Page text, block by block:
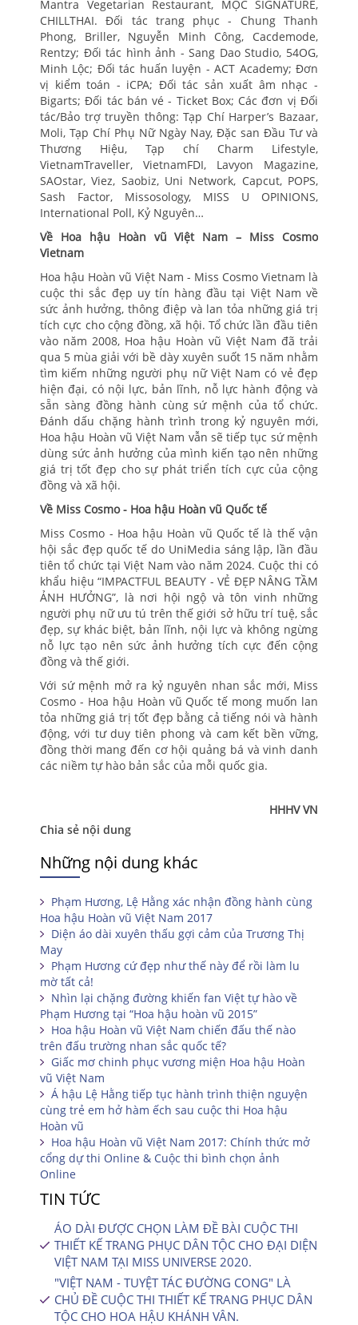
Mantra Vegetarian Restaurant, MỘC SIGNATURE,
CHILLTHAI. Đối tác trang phục - Chung Thanh
Phong, Briller, Nguyễn Minh Công, Cacdemode,
Rentzy; Đối tác hình ảnh - Sang Dao Studio, 54OG,
Minh Lộc; Đối tác huấn luyện - ACT Academy; Đơn
vị kiểm toán - iCPA; Đối tác sản xuất âm nhạc -
Bigarts; Đối tác bán vé - Ticket Box; Các đơn vị Đối
tác/Bảo trợ truyền thông: Tạp Chí Harper’s Bazaar,
Moli, Tạp Chí Phụ Nữ Ngày Nay, Đặc san Đầu Tư và
Thương Hiệu, Tạp chí Charm Lifestyle,
VietnamTraveller, VietnamFDI, Lavyon Magazine,
SAOstar, Viez, Saobiz, Uni Network, Capcut, POPS,
Sash Factor, Missosology, MISS U OPINIONS,
International Poll, Kỷ Nguyên…
Về Hoa hậu Hoàn vũ Việt Nam – Miss Cosmo
Vietnam
Hoa hậu Hoàn vũ Việt Nam - Miss Cosmo Vietnam là
cuộc thi sắc đẹp uy tín hàng đầu tại Việt Nam về
sức ảnh hưởng, thông điệp và lan tỏa những giá trị
tích cực cho cộng đồng, xã hội. Tổ chức lần đầu tiên
vào năm 2008, Hoa hậu Hoàn vũ Việt Nam đã trải
qua 5 mùa giải với bề dày xuyên suốt 15 năm nhằm
tìm kiếm những người phụ nữ Việt Nam có vẻ đẹp
hiện đại, có nội lực, bản lĩnh, nỗ lực hành động và
sẵn sàng đồng hành cùng sứ mệnh của tổ chức.
Đánh dấu chặng hành trình trong kỷ nguyên mới,
Hoa hậu Hoàn vũ Việt Nam vẫn sẽ tiếp tục sứ mệnh
dùng sức ảnh hưởng của mình kiến tạo nên những
giá trị tốt đẹp cho sự phát triển tích cực của cộng
đồng và xã hội.
Về Miss Cosmo - Hoa hậu Hoàn vũ Quốc tế
Miss Cosmo - Hoa hậu Hoàn vũ Quốc tế là thế vận
hội sắc đẹp quốc tế do UniMedia sáng lập, lần đầu
tiên tổ chức tại Việt Nam vào năm 2024. Cuộc thi có
khẩu hiệu “IMPACTFUL BEAUTY - VẺ ĐẸP NÂNG TẦM
ẢNH HƯỞNG”, là nơi hội ngộ và tôn vinh những
người phụ nữ ưu tú trên thế giới sở hữu trí tuệ, sắc
đẹp, sự khác biệt, bản lĩnh, nội lực và không ngừng
nỗ lực tạo nên sức ảnh hưởng tích cực đến cộng
đồng và thế giới.
Với sứ mệnh mở ra kỷ nguyên nhan sắc mới, Miss
Cosmo - Hoa hậu Hoàn vũ Quốc tế mong muốn lan
tỏa những giá trị tốt đẹp bằng cả tiếng nói và hành
động, với tư duy tiên phong và cam kết bền vững,
đồng thời mang đến cơ hội quảng bá và vinh danh
các niềm tự hào bản sắc của mỗi quốc gia.
HHHV VN
Chia sẻ nội dung
Những nội dung khác
Phạm Hương, Lệ Hằng xác nhận đồng hành cùng
Hoa hậu Hoàn vũ Việt Nam 2017
Diện áo dài xuyên thấu gợi cảm của Trương Thị
May
Phạm Hương cứ đẹp như thế này để rồi làm lu
mờ tất cả!
Nhìn lại chặng đường khiến fan Việt tự hào về
Phạm Hương tại “Hoa hậu hoàn vũ 2015”
Hoa hậu Hoàn vũ Việt Nam chiến đấu thế nào
trên đấu trường nhan sắc quốc tế?
Giấc mơ chinh phục vương miện Hoa hậu Hoàn
vũ Việt Nam
Á hậu Lệ Hằng tiếp tục hành trình thiện nguyện
cùng trẻ em hở hàm ếch sau cuộc thi Hoa hậu
Hoàn vũ
Hoa hậu Hoàn vũ Việt Nam 2017: Chính thức mở
cổng dự thi Online & Cuộc thi bình chọn ảnh
Online
TIN TỨC
ÁO DÀI ĐƯỢC CHỌN LÀM ĐỀ BÀI CUỘC THI
THIẾT KẾ TRANG PHỤC DÂN TỘC CHO ĐẠI DIỆN
VIỆT NAM TẠI MISS UNIVERSE 2020.
"VIỆT NAM - TUYỆT TÁC ĐƯỜNG CONG" LÀ
CHỦ ĐỀ CUỘC THI THIẾT KẾ TRANG PHỤC DÂN
TỘC CHO HOA HẬU KHÁNH VÂN.